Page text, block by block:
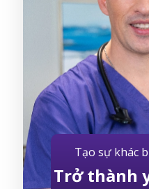
Tạo sự khác
Trở thành